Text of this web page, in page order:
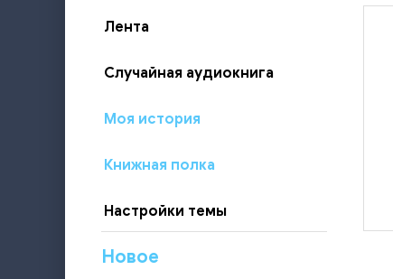
Лента
Случайная аудиокнига
Моя история
Книжная полка
Настройки темы
Новое